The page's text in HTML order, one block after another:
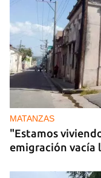
MATANZAS
"Estamos
emigración vacía